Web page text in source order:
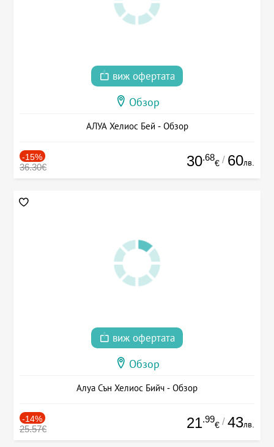
виж офертата
Обзор
АЛУА Хелиос Бей - Обзор
-15%
36.30€ 30.68
€ / 60лв.
виж офертата
Обзор
Алуа Сън Хелиос Бийч - Обзор
-14%
25.57€ 21.99
€ / 43лв.